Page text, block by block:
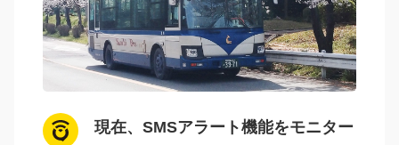
現在、SMSアラート機能をモニター